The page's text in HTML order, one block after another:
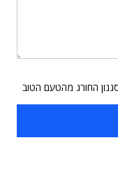
החורג מהטעם הטוב